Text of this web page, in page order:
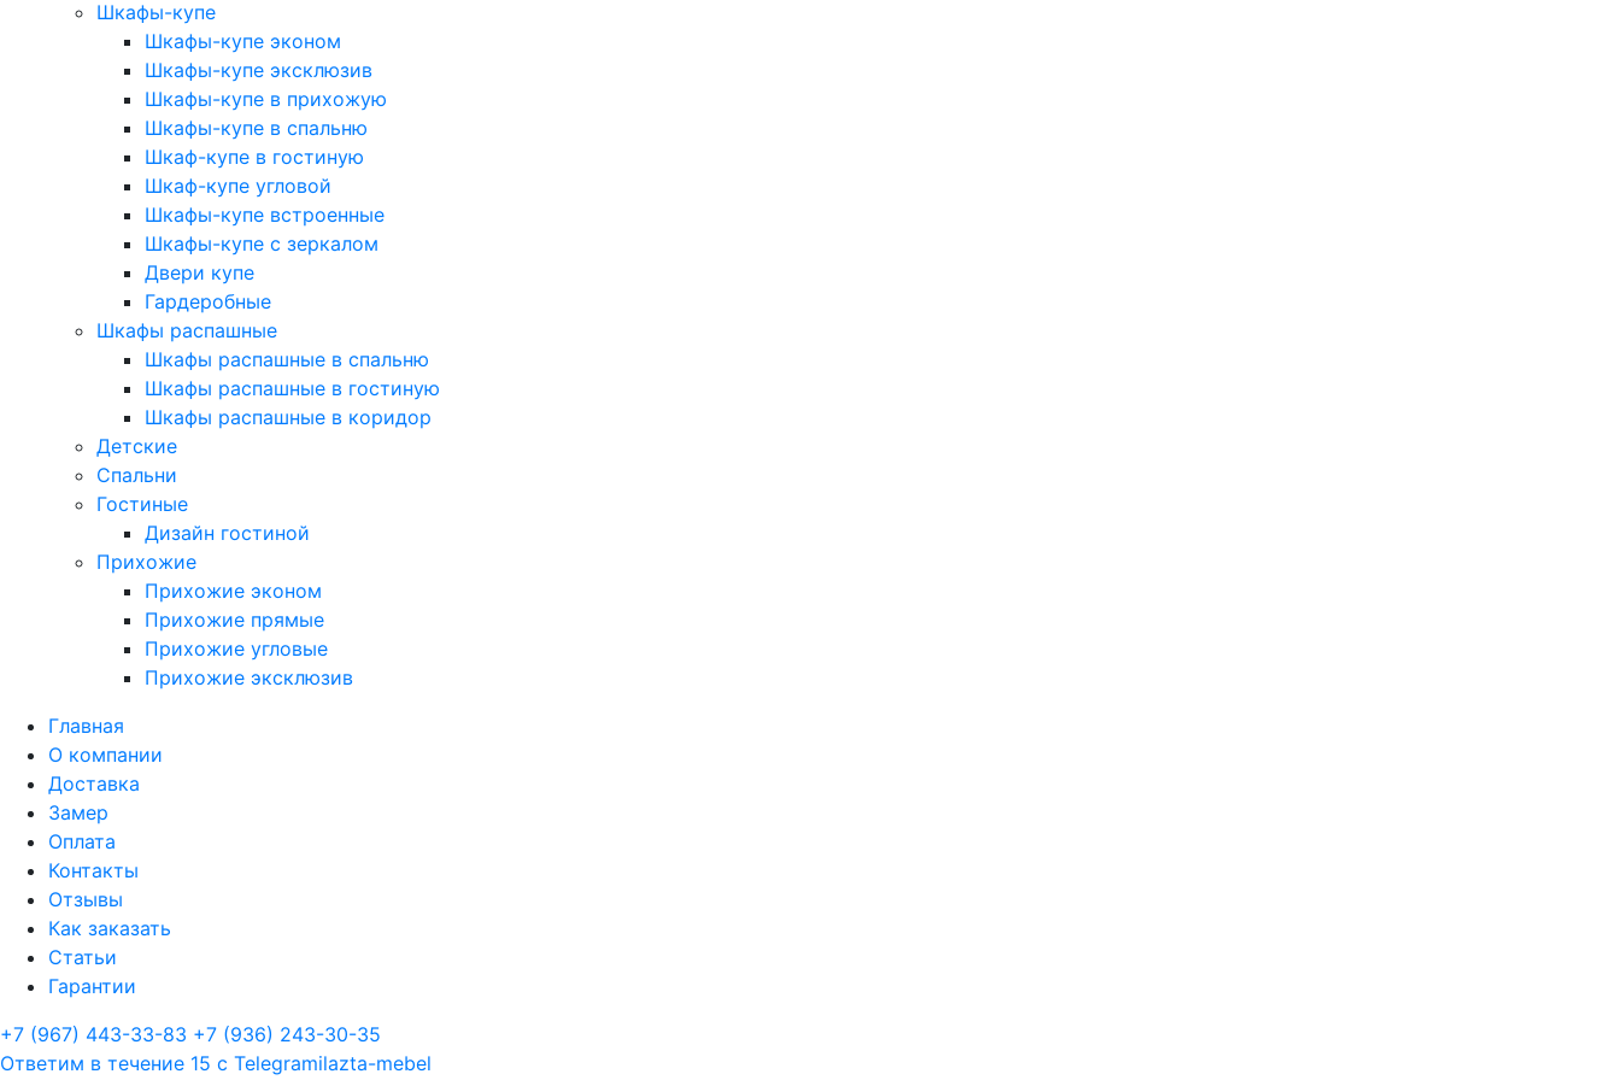
Шкафы-купе
Шкафы-купе эконом
Шкафы-купе эксклюзив
Шкафы-купе в прихожую
Шкафы-купе в спальню
Шкаф-купе в гостиную
Шкаф-купе угловой
Шкафы-купе встроенные
Шкафы-купе с зеркалом
Двери купе
Гардеробные
Шкафы распашные
Шкафы распашные в спальню
Шкафы распашные в гостиную
Шкафы распашные в коридор
Детские
Спальни
Гостиные
Дизайн гостиной
Прихожие
Прихожие эконом
Прихожие прямые
Прихожие угловые
Прихожие эксклюзив
Главная
О компании
Доставка
Замер
Оплата
Контакты
Отзывы
Как заказать
Статьи
Гарантии
+7 (967) 443-33-83 +7 (936) 243-30-35
Ответим в течение 15 с Telegramilazta-mebel